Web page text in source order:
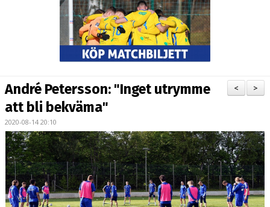
BILDGALLERI
KONTAKT
MATCHER
ETTAN SÖDRA
>
<
André Petersson: "Inget utrymme
att bli bekväma"
2020-08-14 20:10